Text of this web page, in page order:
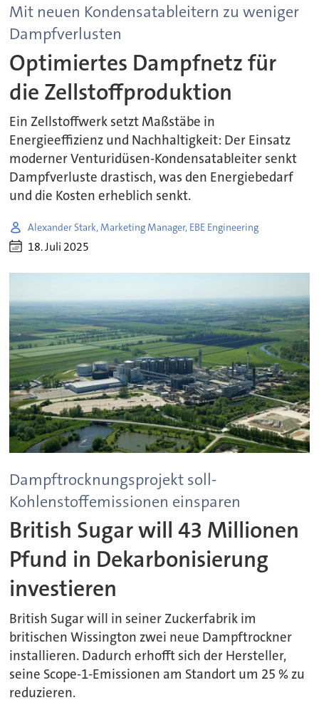
Mit neuen Kondensatableitern zu weniger
Dampfverlusten
Optimiertes Dampfnetz für
die Zellstoffproduktion
Ein Zellstoffwerk setzt Maßstäbe in
Energieeffizienz und Nachhaltigkeit: Der Einsatz
moderner Venturidüsen-Kondensatableiter senkt
Dampfverluste drastisch, was den Energiebedarf
und die Kosten erheblich senkt.
Alexander Stark, Marketing Manager, EBE Engineering
18. Juli 2025
Dampftrocknungsprojekt soll-
Kohlenstoffemissionen einsparen
British Sugar will 43 Millionen
Pfund in Dekarbonisierung
investieren
British Sugar will in seiner Zuckerfabrik im
britischen Wissington zwei neue Dampftrockner
installieren. Dadurch erhofft sich der Hersteller,
seine Scope-1-Emissionen am Standort um 25 % zu
reduzieren.